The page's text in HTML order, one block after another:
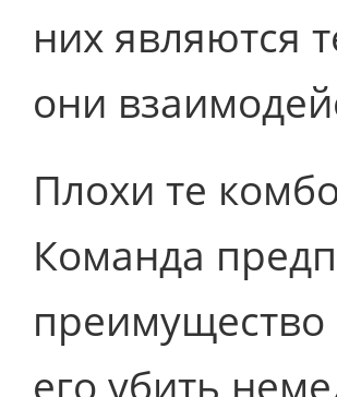
них являются
они
Плохи те
Команда
преимущество
его убить